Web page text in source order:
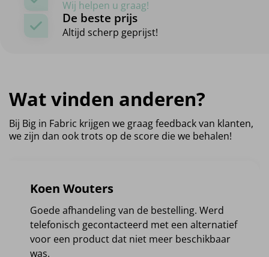
Wij helpen u graag!
De beste prijs
Altijd scherp geprijst!
Wat vinden anderen?
Bij Big in Fabric krijgen we graag feedback van klanten,
we zijn dan ook trots op de score die we behalen!
Koen Wouters
Goede afhandeling van de bestelling. Werd
telefonisch gecontacteerd met een alternatief
voor een product dat niet meer beschikbaar
was.